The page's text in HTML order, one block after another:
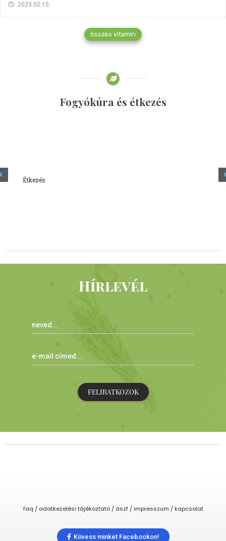
2023.02.15.
összes vitamin
Fogyókúra és étkezés
Étkezés
Hírlevél
FELIRATKOZOK
faq / adatkezelési tájékoztató / ászf / impresszum / kapcsolat
Kövess minket Facebookon!